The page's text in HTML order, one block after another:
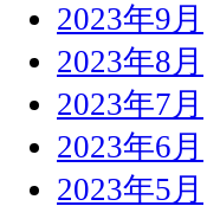
2023年9月
2023年8月
2023年7月
2023年6月
2023年5月